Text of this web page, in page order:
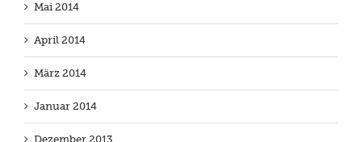
Mai 2014
April 2014
März 2014
Januar 2014
Dezember 2013